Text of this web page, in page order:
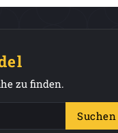
zu finden.
Suchen